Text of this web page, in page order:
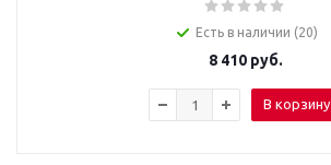
Есть в наличии (20)
8 410руб.
В корзину